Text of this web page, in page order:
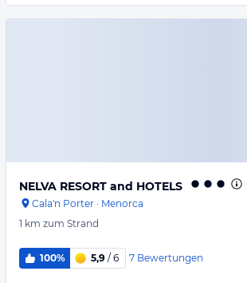
NELVA RESORT and HOTELS
Cala'n Porter · Menorca
1 km zum Strand
100% 5,9 / 6 7 Bewertungen